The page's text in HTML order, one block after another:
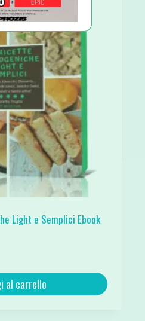
Light e Semplici Ebook
al carrello